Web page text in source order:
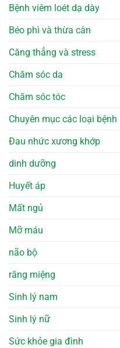
Bệnh viêm loét dạ dày
Béo phì và thừa cân
Căng thẳng và stress
Chăm sóc da
Chăm sóc tóc
Chuyên mục các loại bệnh
Đau nhức xương khớp
dinh dưỡng
Huyết áp
Mất ngủ
Mỡ máu
não bộ
răng miệng
Sinh lý nam
Sinh lý nữ
Sức khỏe gia đình